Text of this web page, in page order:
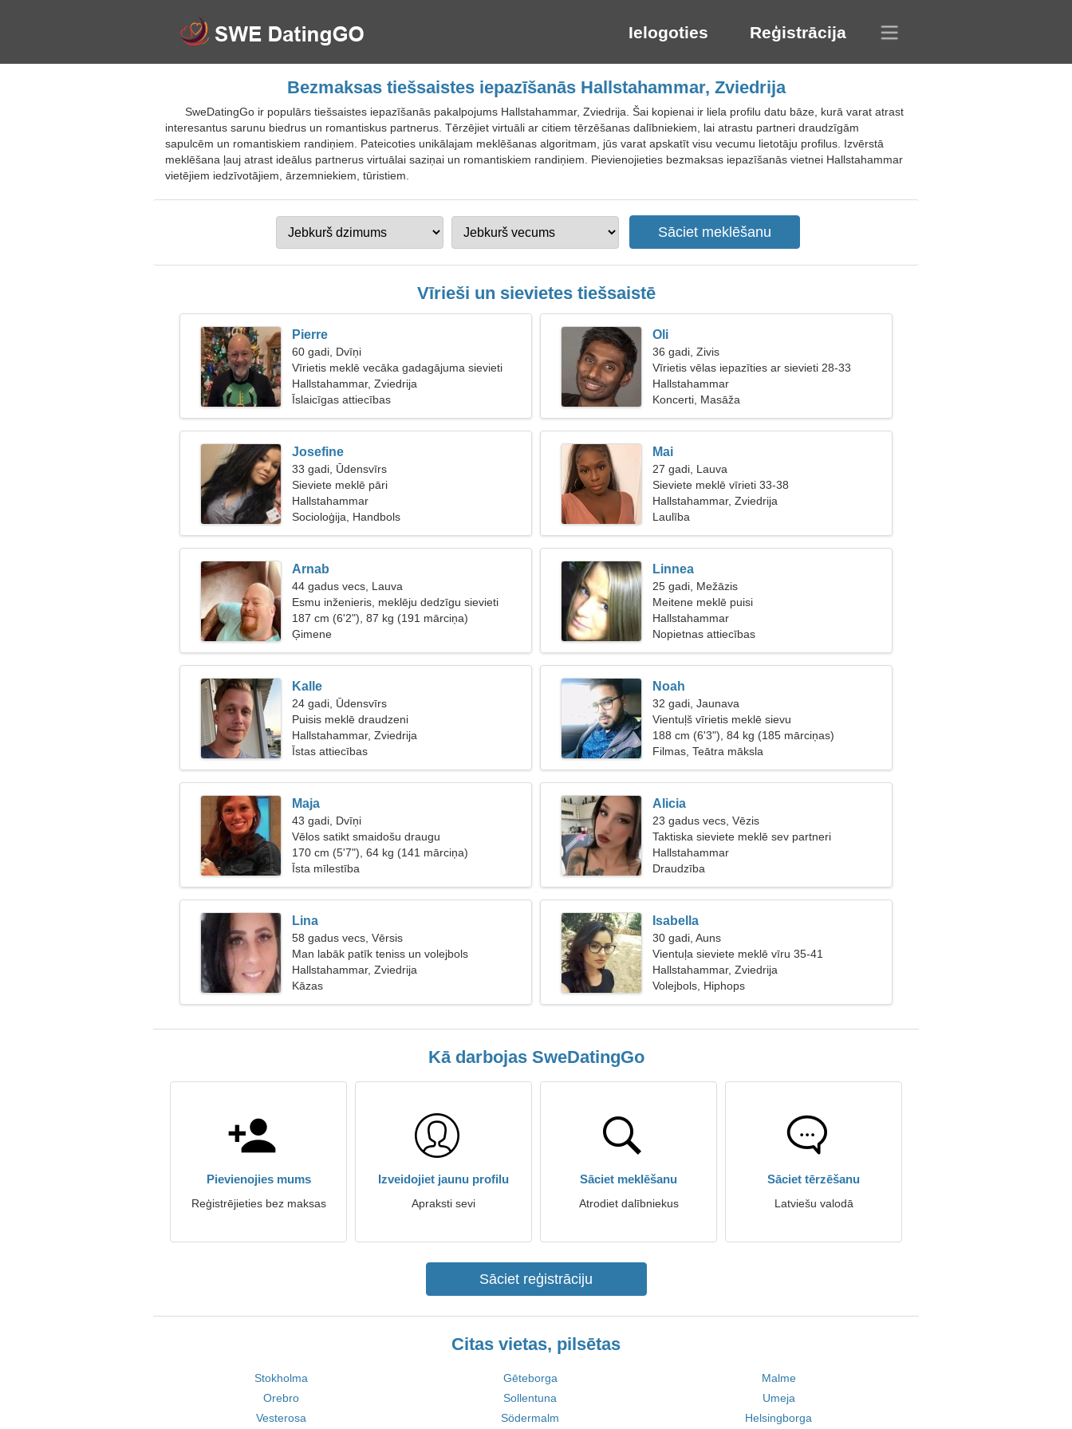
Ielogoties Reģistrācija
Bezmaksas tiešsaistes iepazīšanās Hallstahammar, Zviedrija
SweDatingGo ir populārs tiešsaistes iepazīšanās pakalpojums Hallstahammar, Zviedrija. Šai kopienai ir liela profilu datu bāze, kurā varat atrast
interesantus sarunu biedrus un romantiskus partnerus. Tērzējiet virtuāli ar citiem tērzēšanas dalībniekiem, lai atrastu partneri draudzīgām
sapulcēm un romantiskiem randiņiem. Pateicoties unikālajam meklēšanas algoritmam, jūs varat apskatīt visu vecumu lietotāju profilus. Izvērstā
meklēšana ļauj atrast ideālus partnerus virtuālai saziņai un romantiskiem randiņiem. Pievienojieties bezmaksas iepazīšanās vietnei Hallstahammar
vietējiem iedzīvotājiem, ārzemniekiem, tūristiem.
Vīrieši un sievietes tiešsaistē
Pierre
60 gadi, Dvīņi
Vīrietis meklē vecāka gadagājuma sievieti
Hallstahammar, Zviedrija
Īslaicīgas attiecības
Oli
36 gadi, Zivis
Vīrietis vēlas iepazīties ar sievieti 28-33
Hallstahammar
Koncerti, Masāža
Josefine
33 gadi, Ūdensvīrs
Sieviete meklē pāri
Hallstahammar
Socioloģija, Handbols
Mai
27 gadi, Lauva
Sieviete meklē vīrieti 33-38
Hallstahammar, Zviedrija
Laulība
Arnab
44 gadus vecs, Lauva
Esmu inženieris, meklēju dedzīgu sievieti
187 cm (6'2"), 87 kg (191 mārciņa)
Ģimene
Linnea
25 gadi, Mežāzis
Meitene meklē puisi
Hallstahammar
Nopietnas attiecības
Kalle
24 gadi, Ūdensvīrs
Puisis meklē draudzeni
Hallstahammar, Zviedrija
Īstas attiecības
Noah
32 gadi, Jaunava
Vientuļš vīrietis meklē sievu
188 cm (6'3"), 84 kg (185 mārciņas)
Filmas, Teātra māksla
Maja
43 gadi, Dvīņi
Vēlos satikt smaidošu draugu
170 cm (5'7"), 64 kg (141 mārciņa)
Īsta mīlestība
Alicia
23 gadus vecs, Vēzis
Taktiska sieviete meklē sev partneri
Hallstahammar
Draudzība
Lina
58 gadus vecs, Vērsis
Man labāk patīk teniss un volejbols
Hallstahammar, Zviedrija
Kāzas
Isabella
30 gadi, Auns
Vientuļa sieviete meklē vīru 35-41
Hallstahammar, Zviedrija
Volejbols, Hiphops
Kā darbojas SweDatingGo
Pievienojies mums
Reģistrējieties bez maksas
Izveidojiet jaunu profilu
Apraksti sevi
Sāciet meklēšanu
Atrodiet dalībniekus
Sāciet tērzēšanu
Latviešu valodā
Sāciet reģistrāciju
Citas vietas, pilsētas
Stokholma Gēteborga
Malme
Orebro
Sollentuna
Umeja
Vesterosa
Södermalm Helsingborga